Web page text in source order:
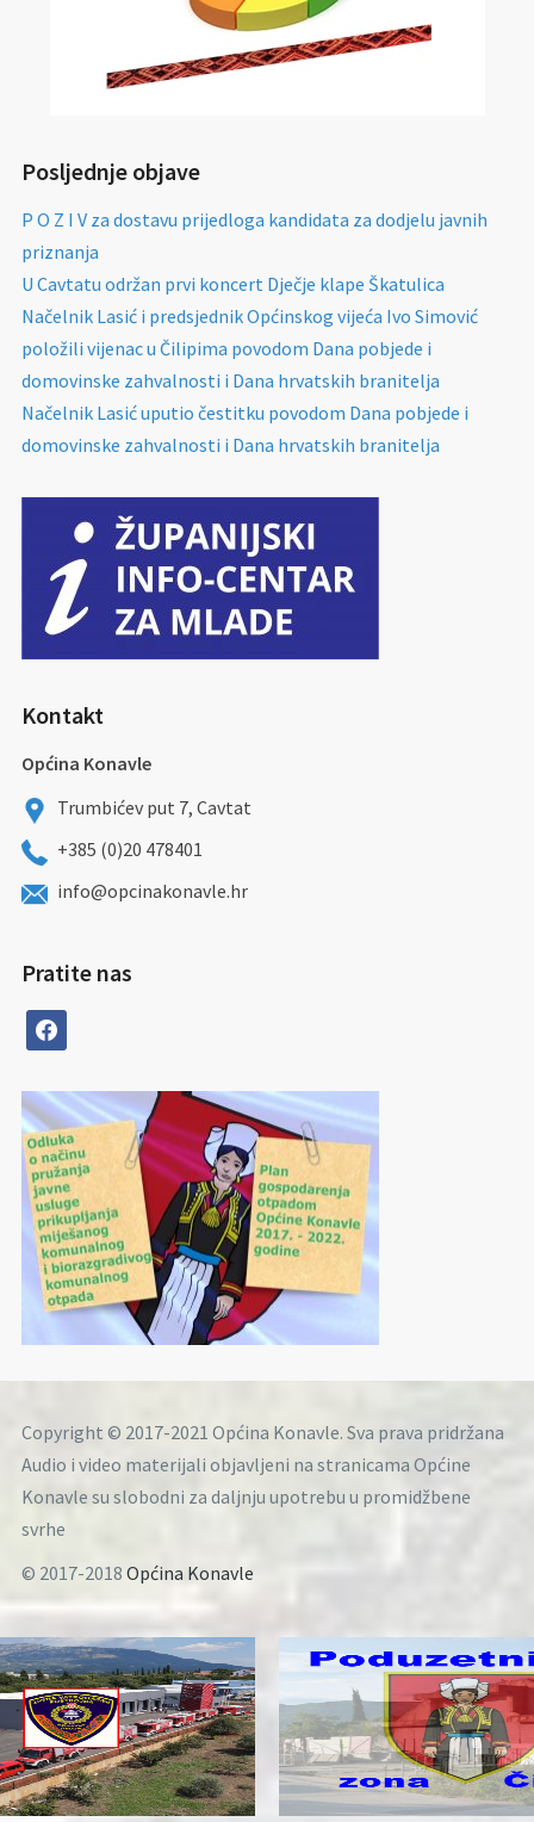
Posljednje objave
P O Z I V za dostavu prijedloga kandidata za dodjelu javnih
priznanja
U Cavtatu održan prvi koncert Dječje klape Škatulica
Načelnik Lasić i predsjednik Općinskog vijeća Ivo Simović
položili vijenac u Čilipima povodom Dana pobjede i
domovinske zahvalnosti i Dana hrvatskih branitelja
Načelnik Lasić uputio čestitku povodom Dana pobjede i
domovinske zahvalnosti i Dana hrvatskih branitelja
Kontakt
Općina Konavle
Trumbićev put 7, Cavtat
+385 (0)20 478401
info@opcinakonavle.hr
Pratite nas
facebook
Copyright © 2017-2021 Općina Konavle. Sva prava pridržana
Audio i video materijali objavljeni na stranicama Općine
Konavle su slobodni za daljnju upotrebu u promidžbene
svrhe
© 2017-2018 Općina Konavle